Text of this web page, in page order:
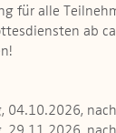
für alle
ab
04.10.2026,